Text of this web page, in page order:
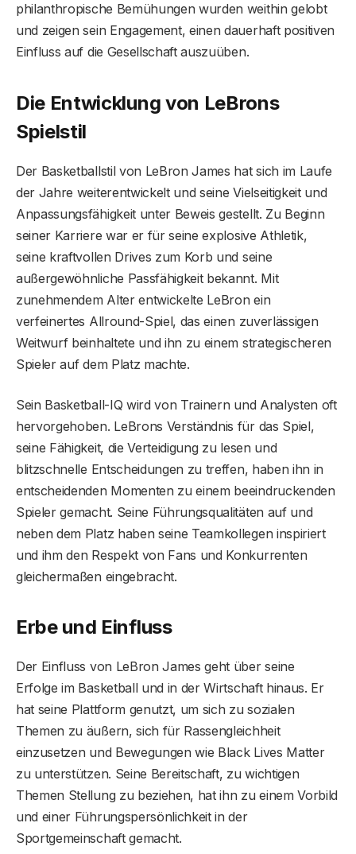
philanthropische Bemühungen wurden weithin gelobt
und zeigen sein Engagement, einen dauerhaft positiven
Einfluss auf die Gesellschaft auszuüben.
Die Entwicklung von LeBrons
Spielstil
Der Basketballstil von LeBron James hat sich im Laufe
der Jahre weiterentwickelt und seine Vielseitigkeit und
Anpassungsfähigkeit unter Beweis gestellt. Zu Beginn
seiner Karriere war er für seine explosive Athletik,
seine kraftvollen Drives zum Korb und seine
außergewöhnliche Passfähigkeit bekannt. Mit
zunehmendem Alter entwickelte LeBron ein
verfeinertes Allround-Spiel, das einen zuverlässigen
Weitwurf beinhaltete und ihn zu einem strategischeren
Spieler auf dem Platz machte.
Sein Basketball-IQ wird von Trainern und Analysten oft
hervorgehoben. LeBrons Verständnis für das Spiel,
seine Fähigkeit, die Verteidigung zu lesen und
blitzschnelle Entscheidungen zu treffen, haben ihn in
entscheidenden Momenten zu einem beeindruckenden
Spieler gemacht. Seine Führungsqualitäten auf und
neben dem Platz haben seine Teamkollegen inspiriert
und ihm den Respekt von Fans und Konkurrenten
gleichermaßen eingebracht.
Erbe und Einfluss
Der Einfluss von LeBron James geht über seine
Erfolge im Basketball und in der Wirtschaft hinaus. Er
hat seine Plattform genutzt, um sich zu sozialen
Themen zu äußern, sich für Rassengleichheit
einzusetzen und Bewegungen wie Black Lives Matter
zu unterstützen. Seine Bereitschaft, zu wichtigen
Themen Stellung zu beziehen, hat ihn zu einem Vorbild
und einer Führungspersönlichkeit in der
Sportgemeinschaft gemacht.